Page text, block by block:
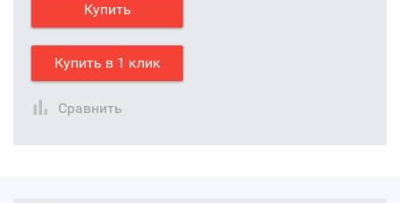
Купить
Купить в 1 клик
Сравнить